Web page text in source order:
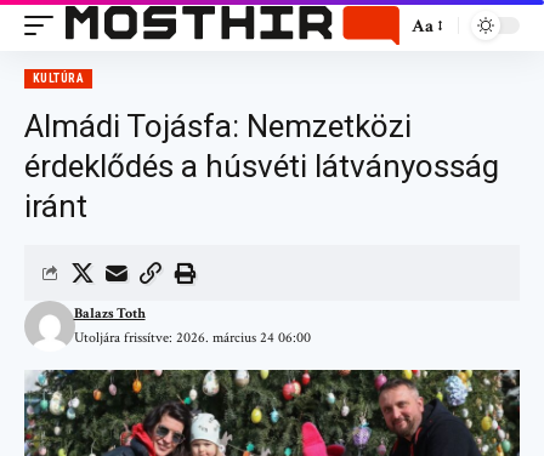
Aa
KULTÚRA
Almádi Tojásfa: Nemzetközi
érdeklődés a húsvéti látványosság
iránt
Utoljára frissítve: 2026. március 24 06:00
Balazs Toth